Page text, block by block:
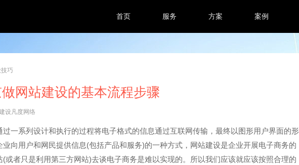
首页 服务 方案 案例
巧
网站建设的基本流程步骤
设凡度网络
过一系列设计和执行的过程将电子格式的信息通过互联网传输，最终以图形用户界面的形
向用户和网民提供信息(包括产品和服务)的一种方式，网站建设是企业开展电子商务的
或者只是利用第三方网站)去谈电子商务是难以实现的。所以我们应该就应该按照合理的